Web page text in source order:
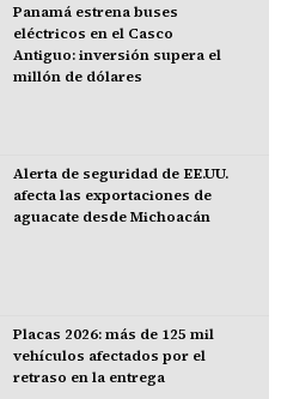
Panamá estrena buses
eléctricos en el Casco
Antiguo: inversión supera el
millón de dólares
Alerta de seguridad de EE.UU.
afecta las exportaciones de
aguacate desde Michoacán
Placas 2026: más de 125 mil
vehículos afectados por el
retraso en la entrega